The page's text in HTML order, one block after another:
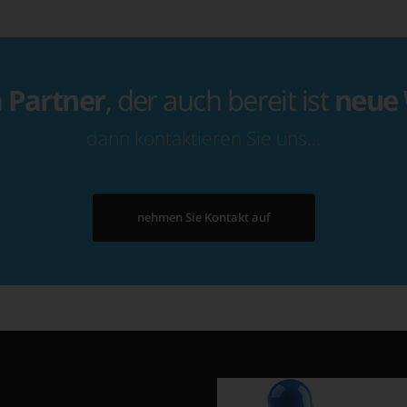
Partner, der auch bereit ist neue
dann kontaktieren Sie uns…
nehmen Sie Kontakt auf